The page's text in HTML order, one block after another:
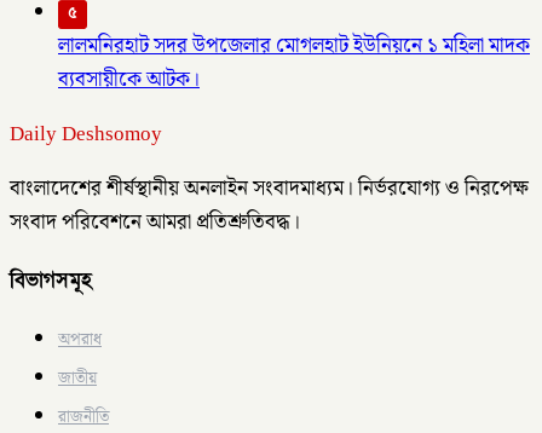
৫
লালমনিরহাট সদর উপজেলার মোগলহাট ইউনিয়নে ১ মহিলা মাদক
ব্যবসায়ীকে আটক।
Daily Deshsomoy
বাংলাদেশের শীর্ষস্থানীয় অনলাইন সংবাদমাধ্যম। নির্ভরযোগ্য ও নিরপেক্ষ
সংবাদ পরিবেশনে আমরা প্রতিশ্রুতিবদ্ধ।
বিভাগসমূহ
অপরাধ
জাতীয়
রাজনীতি